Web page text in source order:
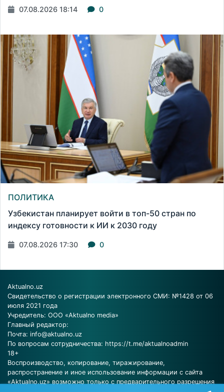
07.08.2026 18:14 0
ПОЛИТИКА
Узбекистан планирует войти в топ-50 стран по
индексу готовности к ИИ к 2030 году
07.08.2026 17:30 0
Aktualno.uz
Свидетельство о регистрации электронного СМИ: №1428 от 06
июля 2021 года
Учредитель: ООО «Aktualno media»
Главный редактор:
Почта: info@aktualno.uz
По вопросам сотрудничества: https://t.me/aktualnoadmin
18+
Воспроизводство, копирование, тиражирование,
распространение и иное использование информации с сайта
«Aktualno.uz» возможно только с предварительного разрешения